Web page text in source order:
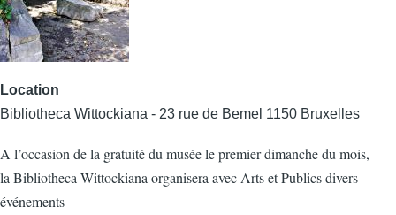
Location
Bibliotheca Wittockiana - 23 rue de Bemel 1150 Bruxelles
A l’occasion de la gratuité du musée le premier dimanche du mois,
la Bibliotheca Wittockiana organisera avec Arts et Publics divers
événements